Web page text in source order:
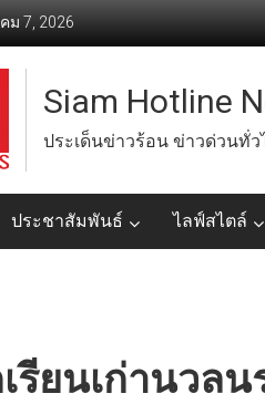
ม 7, 2026
Siam Hotline
ประเด็นข่าวร้อน ข่าวด่วนทั่ว
ประชาสัมพันธ์ ไลฟ์สไตล์
รียนเก่านวล